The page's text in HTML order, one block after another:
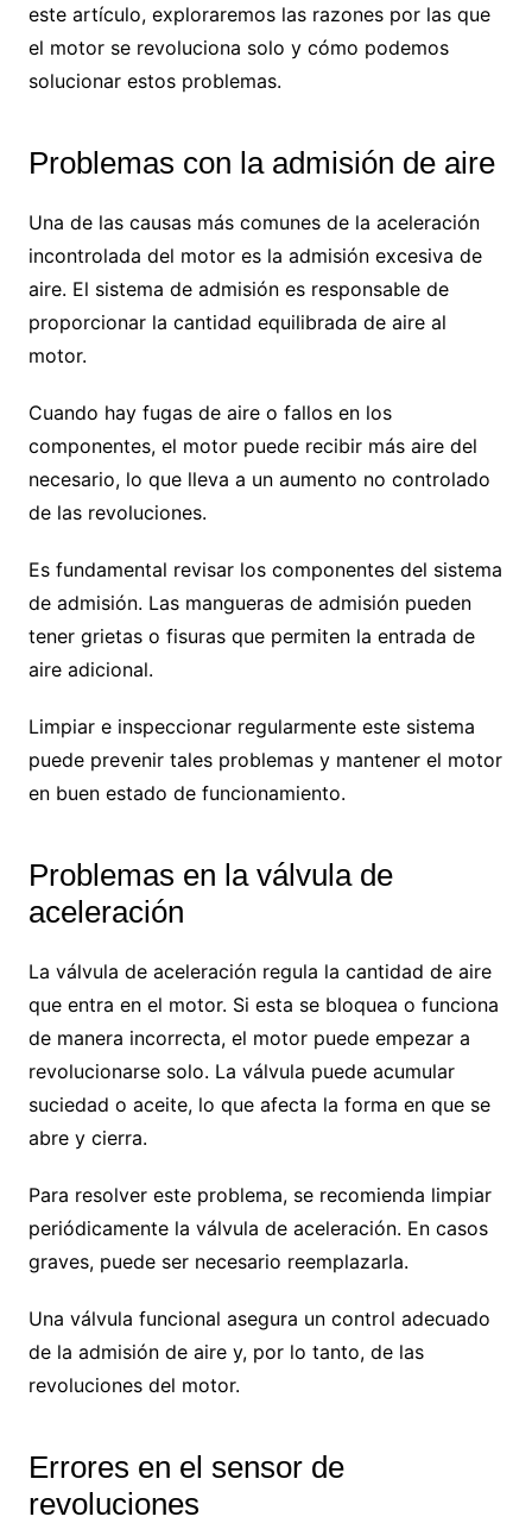
este artículo, exploraremos las razones por las que
el motor se revoluciona solo y cómo podemos
solucionar estos problemas.
Problemas con la admisión de aire
Una de las causas más comunes de la aceleración
incontrolada del motor es la admisión excesiva de
aire. El sistema de admisión es responsable de
proporcionar la cantidad equilibrada de aire al
motor.
Cuando hay fugas de aire o fallos en los
componentes, el motor puede recibir más aire del
necesario, lo que lleva a un aumento no controlado
de las revoluciones.
Es fundamental revisar los componentes del sistema
de admisión. Las mangueras de admisión pueden
tener grietas o fisuras que permiten la entrada de
aire adicional.
Limpiar e inspeccionar regularmente este sistema
puede prevenir tales problemas y mantener el motor
en buen estado de funcionamiento.
Problemas en la válvula de
aceleración
La válvula de aceleración regula la cantidad de aire
que entra en el motor. Si esta se bloquea o funciona
de manera incorrecta, el motor puede empezar a
revolucionarse solo. La válvula puede acumular
suciedad o aceite, lo que afecta la forma en que se
abre y cierra.
Para resolver este problema, se recomienda limpiar
periódicamente la válvula de aceleración. En casos
graves, puede ser necesario reemplazarla.
Una válvula funcional asegura un control adecuado
de la admisión de aire y, por lo tanto, de las
revoluciones del motor.
Errores en el sensor de
revoluciones